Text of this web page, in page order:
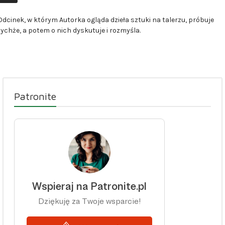
w którym Autorka ogląda dzieła sztuki na talerzu, próbuje
a potem o nich dyskutuje i rozmyśla.
Patronite